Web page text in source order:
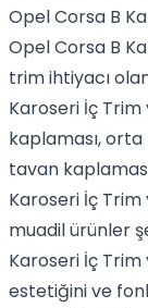
Opel Corsa B
Opel Corsa B
trim ihtiyacı
Karoseri İç
kaplaması,
tavan
Karoseri İç
muadil ürünler
Karoseri İç Trim
estetiğini ve